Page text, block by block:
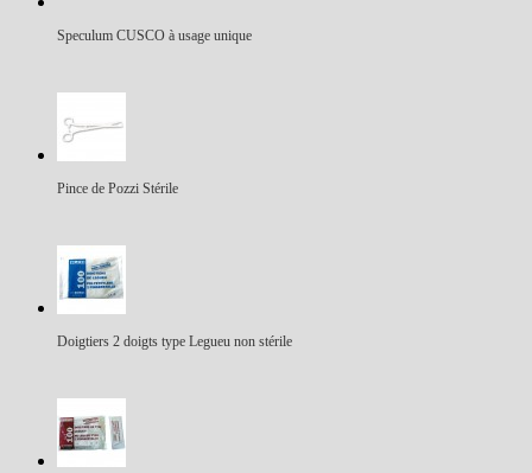
Speculum CUSCO à usage unique
Pince de Pozzi Stérile
Doigtiers 2 doigts type Legueu non stérile